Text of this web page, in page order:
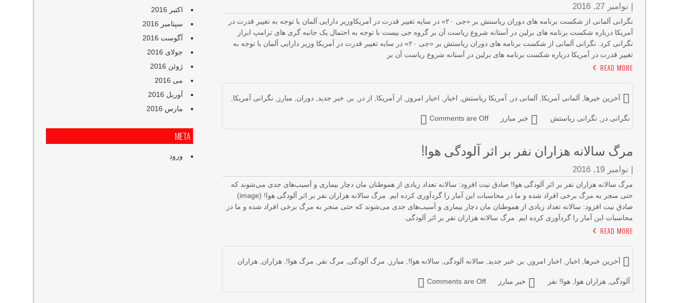
| نوامبر 27, 2016
نگرانی آلمانی از شکست برنامه های دوران ریاستش بر «جی ۲۰» در سایه تغییر قدرت در آمریکاوزیر دارایی آلمان با توجه به تغییر قدرت در
آمریکا درباره شکست برنامه های برلین در آستانه شروع ریاست آن بر گروه جی بیست با توجه به احتمال یک جانبه گری های ترامپ ابراز
نگرانی کرد. نگرانی آلمانی از شکست برنامه های دوران ریاستش بر «جی ۲۰» در سایه تغییر قدرت در آمریکا وزیر دارایی آلمان با توجه به
تغییر قدرت در آمریکا درباره شکست برنامه های برلین در آستانه شروع ریاست آن بر
READ MORE
آخرین خبرها آلمانی آمریکا آلمانی در آمریکا ریاستش اخبار اخبار امروز از آمریکا از در بر خبر جدید ,دوران مبارز نگرانی آمریکا
نگرانی در نگرانی ریاستش خبر مبارز Comments are Off
مرگ سالانه هزاران نفر بر اثر آلودگی هوا!
| نوامبر 19, 2016
مرگ سالانه هزاران نفر بر اثر آلودگی هوا! صادق نیت افزود: سالانه تعداد زیادی از هموطنان مان دچار بیماری و آسیب‌های جدی می‌شوند که
حتی منجر به مرگ برخی افراد شده و ما در محاسبات این آمار را گردآوری کرده ایم. مرگ سالانه هزاران نفر بر اثر آلودگی هوا! (image)
صادق نیت افزود: سالانه تعداد زیادی از هموطنان مان دچار بیماری و آسیب‌های جدی می‌شوند که حتی منجر به مرگ برخی افراد شده و ما در
محاسبات این آمار را گردآوری کرده ایم. مرگ سالانه هزاران نفر بر اثر آلودگی
READ MORE
آخرین خبرها اخبار اخبار امروز بر خبر جدید سالانه آلودگی سالانه هوا! مبارز مرگ آلودگی مرگ نفر مرگ هوا! ,هزاران ,هزاران
آلودگی ,هزاران هوا ,هوا! نفر خبر مبارز Comments are Off
اکتبر 2016
سپتامبر 2016
آگوست 2016
جولای 2016
ژوئن 2016
می 2016
آوریل 2016
مارس 2016
META
ورود